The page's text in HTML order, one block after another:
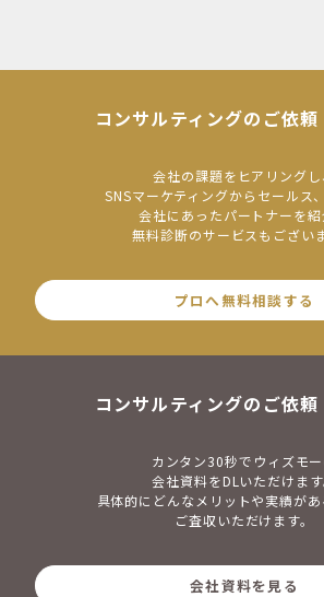
コンサルティングのご依
会社の課題をヒアリングし
SNSマーケティングからセールス
会社にあったパートナーを紹
無料診断のサービスもございま
プロへ無料相談する
コンサルティングのご依
カンタン30秒でウィズモー
会社資料をDLいただけます
具体的にどんなメリットや実績があ
ご査収いただけます。
会社資料を見る